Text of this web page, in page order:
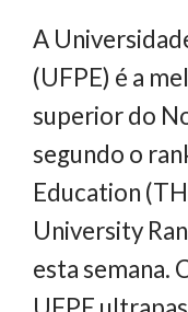
A
(UFPE) é a
superior do
segundo o
Education
University
esta semana.